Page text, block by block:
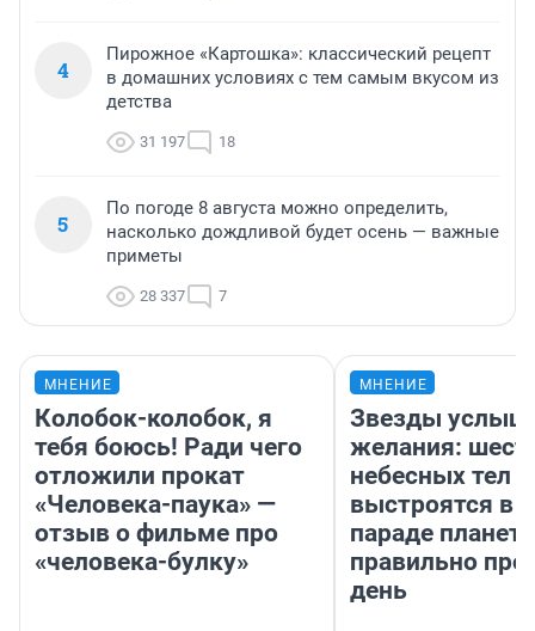
4
Пирожное «Картошка»: классический рецепт
в домашних условиях с тем самым вкусом из
детства
31 197 18
5
По погоде 8 августа можно определить,
насколько дождливой будет осень — важные
приметы
28 337 7
МНЕНИЕ
Колобок-колобок, я
тебя боюсь! Ради чего
отложили прокат
«Человека-паука» —
отзыв о фильме про
«человека-булку»
МНЕНИЕ
Звезды
желания:
небесных тел
выстроятся в
параде планет
правильно
день